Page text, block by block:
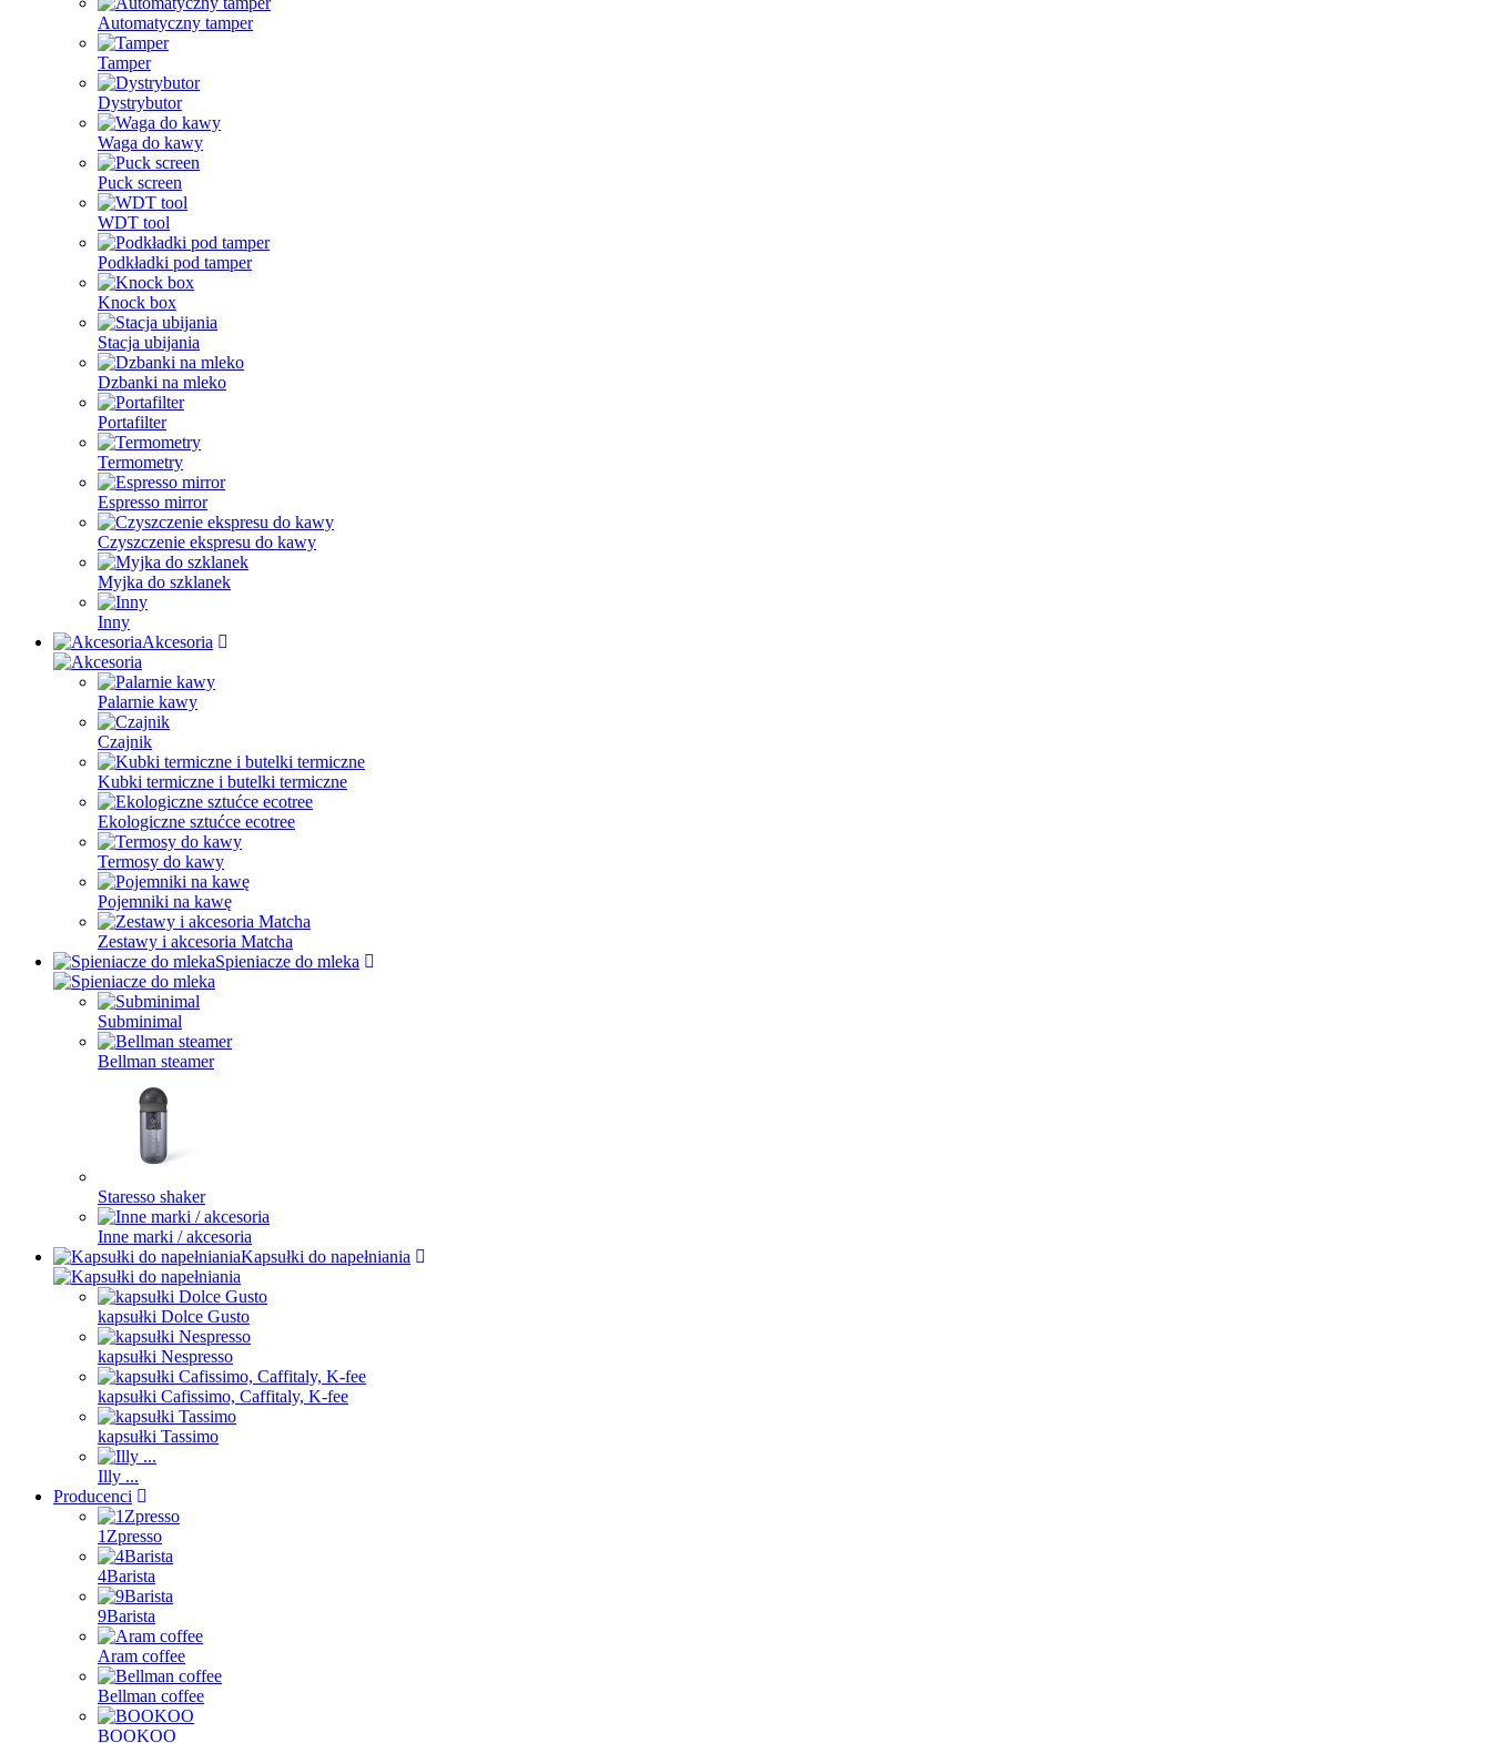
Automatyczny tamper
Tamper
Dystrybutor
Waga do kawy
Puck screen
WDT tool
Podkładki pod tamper
Knock box
Stacja ubijania
Dzbanki na mleko
Portafilter
Termometry
Espresso mirror
Czyszczenie ekspresu do kawy
Myjka do szklanek
Inny
Akcesoria
Palarnie kawy
Czajnik
Kubki termiczne i butelki termiczne
Ekologiczne sztućce ecotree
Termosy do kawy
Pojemniki na kawę
Zestawy i akcesoria Matcha
Spieniacze do mleka
Subminimal
Bellman steamer
Staresso shaker
Inne marki / akcesoria
Kapsułki do napełniania
kapsułki Dolce Gusto
kapsułki Nespresso
kapsułki Cafissimo, Caffitaly, K-fee
kapsułki Tassimo
Illy ...
Producenci
1Zpresso
4Barista
9Barista
Aram coffee
Bellman coffee
BOOKOO